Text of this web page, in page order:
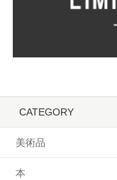
CATEGORY
美術品
本